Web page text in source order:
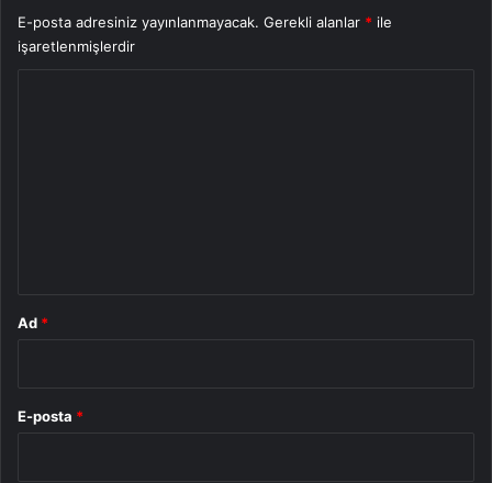
E-posta adresiniz yayınlanmayacak. Gerekli alanlar * ile
işaretlenmişlerdir
Ad *
E-posta *